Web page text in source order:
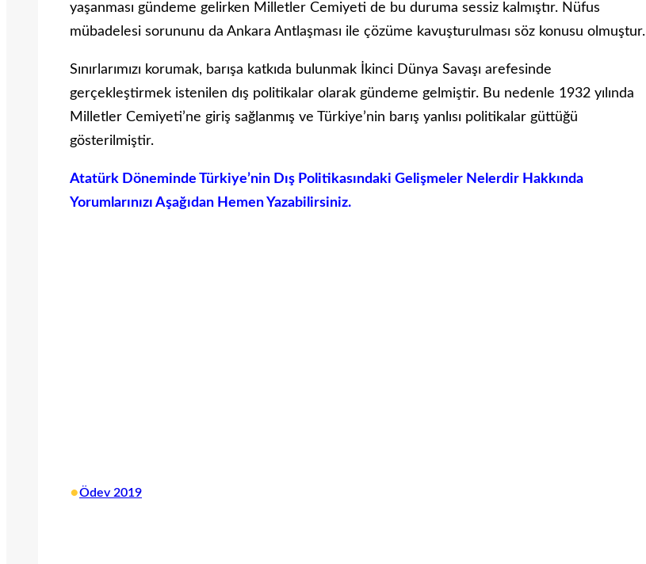
yaşanması gündeme gelirken Milletler Cemiyeti de bu duruma sessiz kalmıştır. Nüfus
mübadelesi sorununu da Ankara Antlaşması ile çözüme kavuşturulması söz konusu olmuştur.
Sınırlarımızı korumak, barışa katkıda bulunmak İkinci Dünya Savaşı arefesinde
gerçekleştirmek istenilen dış politikalar olarak gündeme gelmiştir. Bu nedenle 1932 yılında
Milletler Cemiyeti’ne giriş sağlanmış ve Türkiye’nin barış yanlısı politikalar güttüğü
gösterilmiştir.
Atatürk Döneminde Türkiye’nin Dış Politikasındaki Gelişmeler Nelerdir Hakkında
Yorumlarınızı Aşağıdan Hemen Yazabilirsiniz.
•Ödev 2019